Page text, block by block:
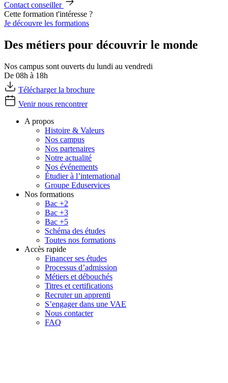
Contact conseiller
Cette formation t'intéresse ?
Je découvre les formations
Des métiers pour découvrir le monde
Nos campus sont ouverts du lundi au vendredi
De 08h à 18h
Télécharger la brochure
Venir nous rencontrer
A propos
Histoire & Valeurs
Nos campus
Nos partenaires
Notre actualité
Nos événements
Étudier à l’international
Groupe Eduservices
Nos formations
Bac +2
Bac +3
Bac +5
Schéma des études
Toutes nos formations
Accès rapide
Financer ses études
Processus d’admission
Métiers et débouchés
Titres et certifications
Recruter un apprenti
S’engager dans une VAE
Nous contacter
FAQ